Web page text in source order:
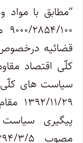
“مطابق با مواد
قضائیه
کلّی اقتصاد
سیاست های کلّی
پیگیری